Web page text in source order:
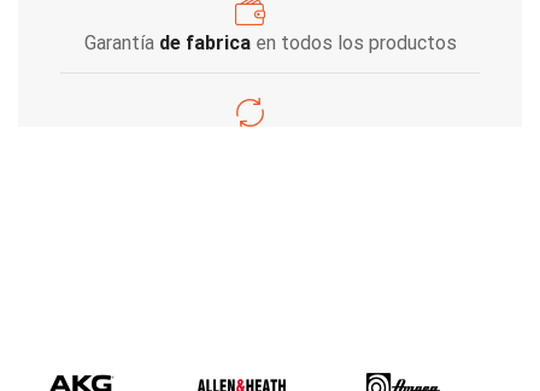
Garantía de fabricaen todos los productos